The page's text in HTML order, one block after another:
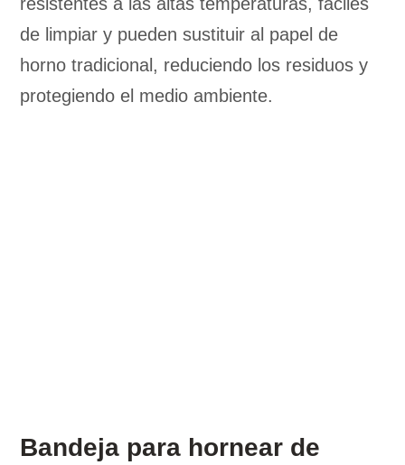
de limpiar y pueden sustituir al papel de
horno tradicional, reduciendo los residuos y
protegiendo el medio ambiente.
Bandeja para hornear de